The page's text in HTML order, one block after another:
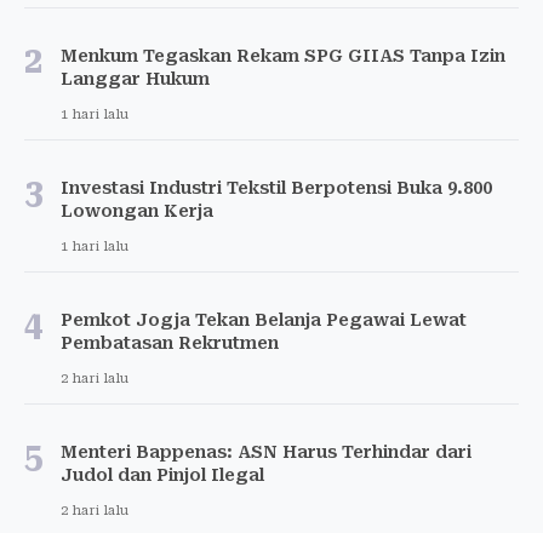
2
Menkum Tegaskan Rekam SPG GIIAS Tanpa Izin
Langgar Hukum
1 hari lalu
3
Investasi Industri Tekstil Berpotensi Buka 9.800
Lowongan Kerja
1 hari lalu
4
Pemkot Jogja Tekan Belanja Pegawai Lewat
Pembatasan Rekrutmen
2 hari lalu
5
Menteri Bappenas: ASN Harus Terhindar dari
Judol dan Pinjol Ilegal
2 hari lalu